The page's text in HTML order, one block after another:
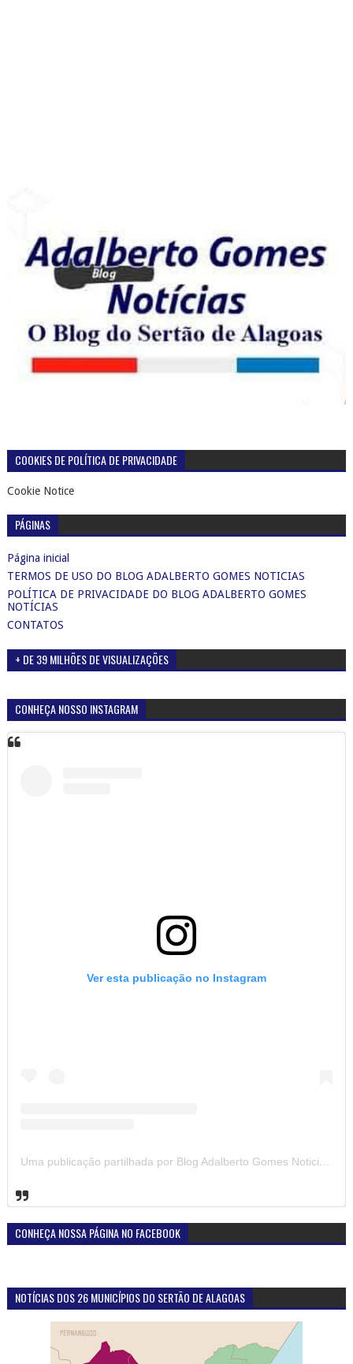
COOKIES DE POLÍTICA DE PRIVACIDADE
Cookie Notice
PÁGINAS
Página inicial
TERMOS DE USO DO BLOG ADALBERTO GOMES NOTICIAS
POLÍTICA DE PRIVACIDADE DO BLOG ADALBERTO GOMES
NOTÍCIAS
CONTATOS
+ DE 39 MILHÕES DE VISUALIZAÇÕES
CONHEÇA NOSSO INSTAGRAM
Ver esta publicação no Instagram
Uma publicação partilhada por Blog Adalberto Gomes Noticias (@blogadalbertogomesnoticiass)
CONHEÇA NOSSA PÁGINA NO FACEBOOK
NOTÍCIAS DOS 26 MUNICÍPIOS DO SERTÃO DE ALAGOAS